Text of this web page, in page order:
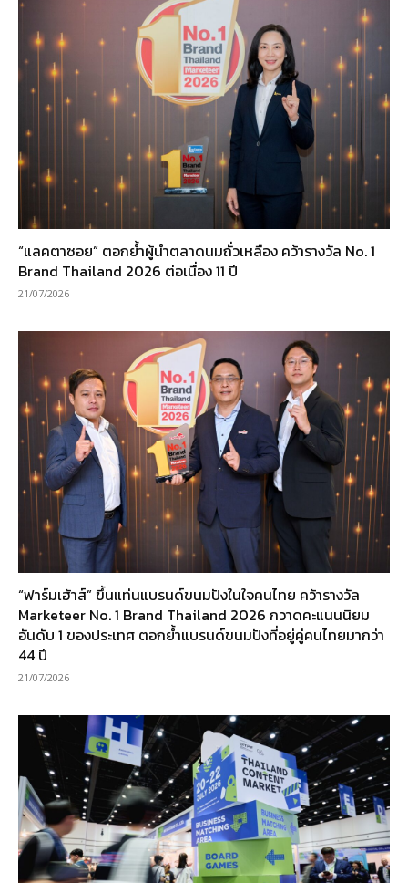
“แลคตาซอย” ตอกย้ำผู้นำตลาดนมถั่วเหลือง คว้ารางวัล No. 1
Brand Thailand 2026 ต่อเนื่อง 11 ปี
21/07/2026
“ฟาร์มเฮ้าส์” ขึ้นแท่นแบรนด์ขนมปังในใจคนไทย คว้ารางวัล
Marketeer No. 1 Brand Thailand 2026 กวาดคะแนนนิยม
อันดับ 1 ของประเทศ ตอกย้ำแบรนด์ขนมปังที่อยู่คู่คนไทยมากว่า
44 ปี
21/07/2026